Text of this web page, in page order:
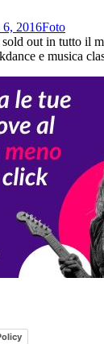
6, 2016Foto
out in tutto il
e musica